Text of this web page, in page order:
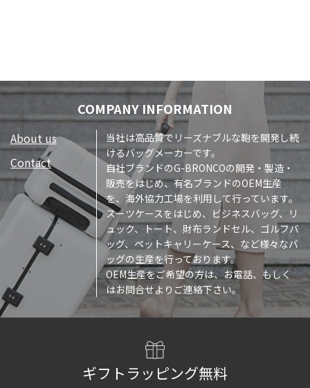
COMPANY INFORMATION
About us
Contact
当社は高品質でリーズナブルな鞄を開発し続
けるバッグメーカーです。
自社ブランドのG-BRONCOの開発・製造・
販売をはじめ、有名ブランドのOEM生産
を、海外協力工場を利用して行っています。
スーツケースをはじめ、ビジネスバッグ、リ
ュック、トート、財布ランドセル、ゴルフバ
ッグ、ペットキャリーケース、など様々なバ
ッグの生産を行っております。
OEM生産をご希望の方は、お電話、もしく
はお問合せよりご連絡下さい。
ギフトラッピング無料